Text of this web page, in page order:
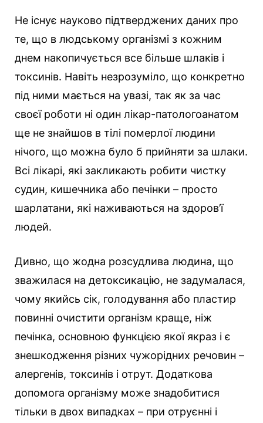
Не існує науково підтверджених даних про
те, що в людському організмі з кожним
днем ​​накопичується все більше шлаків і
токсинів. Навіть незрозуміло, що конкретно
під ними мається на увазі, так як за час
своєї роботи ні один лікар-патологоанатом
ще не знайшов в тілі померлої людини
нічого, що можна було б прийняти за шлаки.
Всі лікарі, які закликають робити чистку
судин, кишечника або печінки – просто
шарлатани, які наживаються на здоров’ї
людей.
Дивно, що жодна розсудлива людина, що
зважилася на детоксикацію, не задумалася,
чому якийсь сік, голодування або пластир
повинні очистити організм краще, ніж
печінка, основною функцією якої якраз і є
знешкодження різних чужорідних речовин –
алергенів, токсинів і отрут. Додаткова
допомога організму може знадобитися
тільки в двох випадках – при отруєнні і